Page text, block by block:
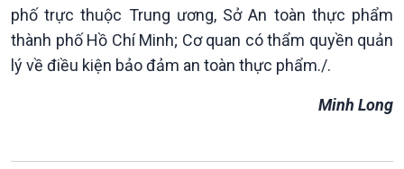
phố trực thuộc Trung ương, Sở An toàn thực phẩm
thành phố Hồ Chí Minh; Cơ quan có thẩm quyền quản
lý về điều kiện bảo đảm an toàn thực phẩm./.
Minh Long